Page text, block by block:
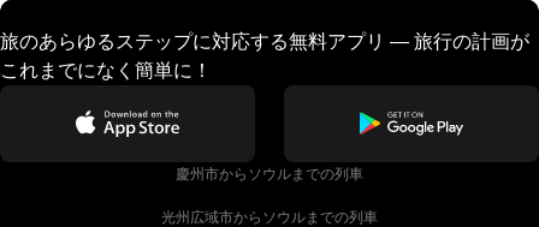
旅のあらゆるステップに対応する無料アプリ — 旅行の計画が
これまでになく簡単に！
慶州市からソウルまでの列車
光州広域市からソウルまでの列車